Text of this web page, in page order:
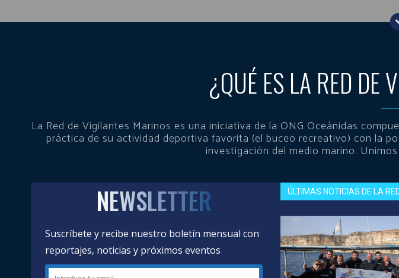
¿QUÉ ES LA RED DE
La Red de Vigilantes Marinos es una iniciativa de la ONG Oceánidas
práctica de su actividad deportiva favorita (el buceo recreativo) con la
investigación del medio marino.
NEWSLETTER
Suscríbete y recibe nuestro boletín mensual con
reportajes, noticias y próximos eventos
ÚLTIMAS NOTICIAS DE LA